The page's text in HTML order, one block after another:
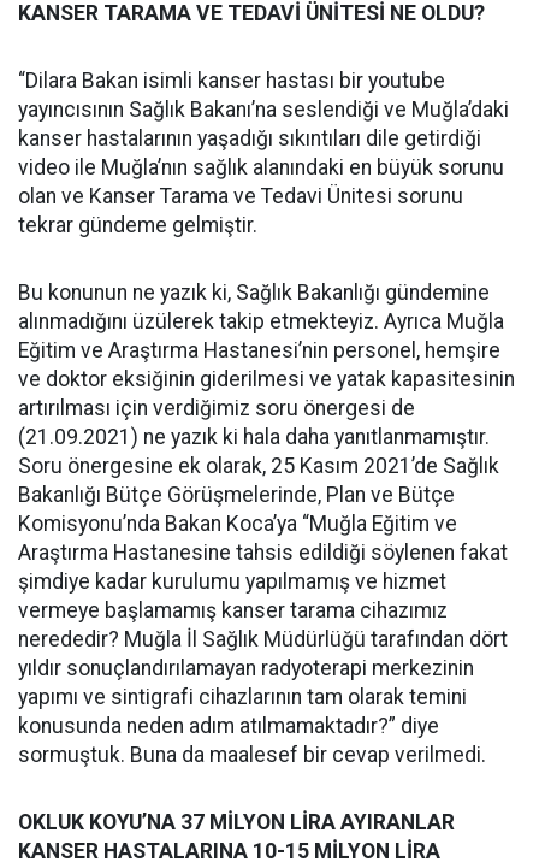
KANSER TARAMA VE TEDAVİ ÜNİTESİ NE OLDU?
“Dilara Bakan isimli kanser hastası bir youtube
yayıncısının Sağlık Bakanı’na seslendiği ve Muğla’daki
kanser hastalarının yaşadığı sıkıntıları dile getirdiği
video ile Muğla’nın sağlık alanındaki en büyük sorunu
olan ve Kanser Tarama ve Tedavi Ünitesi sorunu
tekrar gündeme gelmiştir.
Bu konunun ne yazık ki, Sağlık Bakanlığı gündemine
alınmadığını üzülerek takip etmekteyiz. Ayrıca Muğla
Eğitim ve Araştırma Hastanesi’nin personel, hemşire
ve doktor eksiğinin giderilmesi ve yatak kapasitesinin
artırılması için verdiğimiz soru önergesi de
(21.09.2021) ne yazık ki hala daha yanıtlanmamıştır.
Soru önergesine ek olarak, 25 Kasım 2021’de Sağlık
Bakanlığı Bütçe Görüşmelerinde, Plan ve Bütçe
Komisyonu’nda Bakan Koca’ya “Muğla Eğitim ve
Araştırma Hastanesine tahsis edildiği söylenen fakat
şimdiye kadar kurulumu yapılmamış ve hizmet
vermeye başlamamış kanser tarama cihazımız
nerededir? Muğla İl Sağlık Müdürlüğü tarafından dört
yıldır sonuçlandırılamayan radyoterapi merkezinin
yapımı ve sintigrafi cihazlarının tam olarak temini
konusunda neden adım atılmamaktadır?” diye
sormuştuk. Buna da maalesef bir cevap verilmedi.
OKLUK KOYU’NA 37 MİLYON LİRA AYIRANLAR
KANSER HASTALARINA 10-15 MİLYON LİRA